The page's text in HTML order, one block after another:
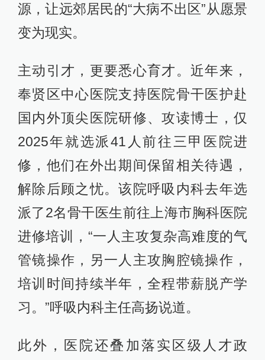
源，让远郊居民的“大病不出区”从愿景
变为现实。
主动引才，更要悉心育才。近年来，
奉贤区中心医院支持医院骨干医护赴
国内外顶尖医院研修、攻读博士，仅
2025年就选派41人前往三甲医院进
修，他们在外出期间保留相关待遇，
解除后顾之忧。该院呼吸内科去年选
派了2名骨干医生前往上海市胸科医院
进修培训，“一人主攻复杂高难度的气
管镜操作，另一人主攻胸腔镜操作，
培训时间持续半年，全程带薪脱产学
习。”呼吸内科主任高扬说道。
此外，医院还叠加落实区级人才政